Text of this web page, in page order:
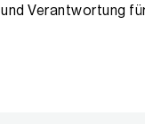
und Verantwortung